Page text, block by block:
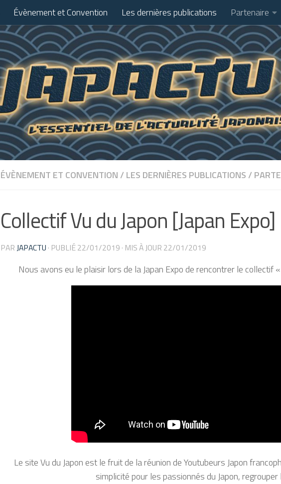
Évènement et Convention Les dernières publications Partenaire
ÉVÈNEMENT ET CONVENTION / LES DERNIÈRES PUBLICATIONS /
Collectif Vu du Japon [Japan Expo]
PARJAPACTU · PUBLIÉ22/01/2019 · MIS À JOUR 22/01/2019
Nous avons eu le plaisir lors de la Japan Expo de rencontrer le collectif
Le site Vu du Japon est le fruit de la réunion de Youtubeurs Japon
simplicité pour les passionnés du Japon,